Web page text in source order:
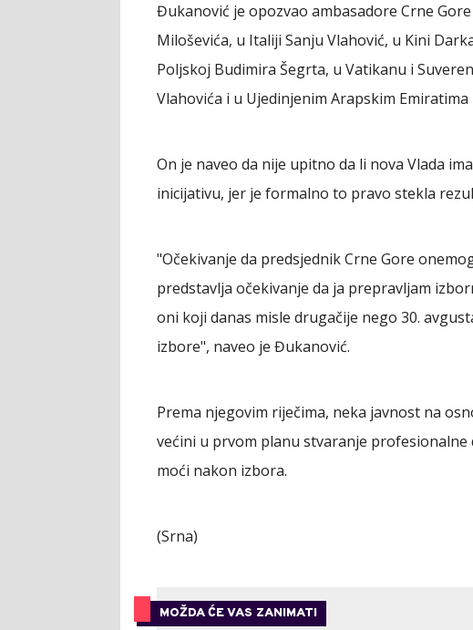
Đukanović je opozvao ambasadore Crne
Miloševića, u Italiji Sanju Vlahović, u Kini
Poljskoj Budimira Šegrta, u Vatikanu i
Vlahovića i u Ujedinjenim Arapskim Emiratima
On je naveo da nije upitno da li nova Vlada
inicijativu, jer je formalno to pravo stekla
"Očekivanje da predsjednik Crne Gore
predstavlja očekivanje da ja prepravljam
oni koji danas misle drugačije nego 30.
izbore", naveo je Đukanović.
Prema njegovim riječima, neka javnost na
većini u prvom planu stvaranje
moći nakon izbora.
(Srna)
MOŽDA ĆE VAS ZANIMATI